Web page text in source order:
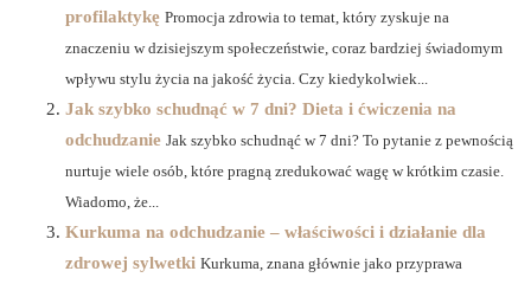
profilaktykę Promocja zdrowia to temat, który zyskuje na
znaczeniu w dzisiejszym społeczeństwie, coraz bardziej świadomym
wpływu stylu życia na jakość życia. Czy kiedykolwiek...
Jak szybko schudnąć w 7 dni? Dieta i ćwiczenia na
odchudzanie Jak szybko schudnąć w 7 dni? To pytanie z pewnością
nurtuje wiele osób, które pragną zredukować wagę w krótkim czasie.
Wiadomo, że...
Kurkuma na odchudzanie – właściwości i działanie dla
zdrowej sylwetki Kurkuma, znana głównie jako przyprawa